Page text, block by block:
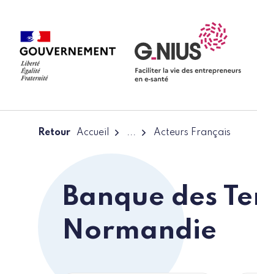
Retour Accueil ... Acteurs Français
Banque des
Normandie